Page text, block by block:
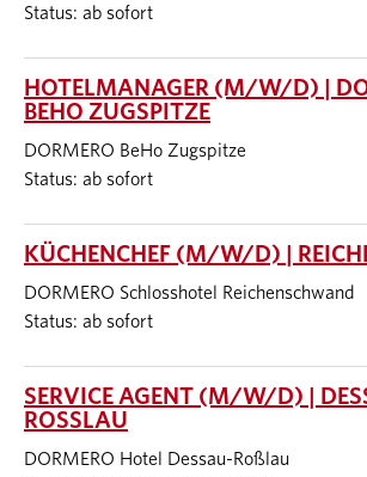
Status: ab sofort
HOTELMANAGER (M/W/D) |
BEHO ZUGSPITZE
DORMERO BeHo Zugspitze
Status: ab sofort
KÜCHENCHEF (M/W/D) |
DORMERO Schlosshotel Reichenschwand
Status: ab sofort
SERVICE AGENT (M/W/D) |
ROSSLAU
DORMERO Hotel Dessau-Roßlau